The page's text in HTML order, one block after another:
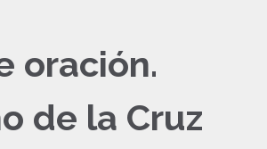
oración.
de la Cruz